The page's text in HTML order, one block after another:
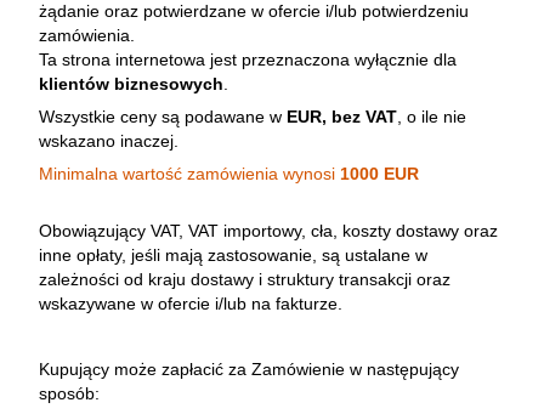
żądanie oraz potwierdzane w ofercie i/lub potwierdzeniu
zamówienia.
Ta strona internetowa jest przeznaczona wyłącznie dla
klientów biznesowych
Wszystkie ceny są podawane w EUR, bez VAT , o ile nie
wskazano inaczej.
Minimalna wartość zamówienia wynosi 1000 EUR
Obowiązujący VAT, VAT importowy, cła, koszty dostawy oraz
inne opłaty, jeśli mają zastosowanie, są ustalane w
zależności od kraju dostawy i struktury transakcji oraz
wskazywane w ofercie i/lub na fakturze.
Kupujący może zapłacić za Zamówienie w następujący
sposób: